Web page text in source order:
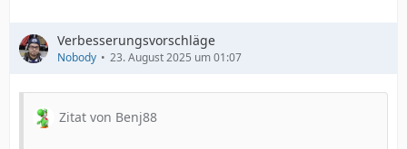
Verbesserungsvorschläge
Nobody 23. August 2025 um 01:07
Zitat von Benj88